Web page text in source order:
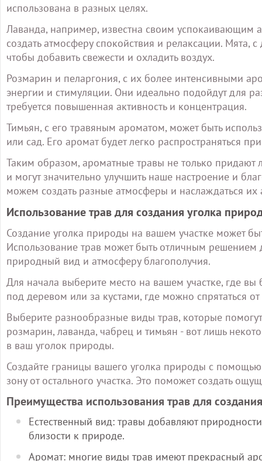
использована в разных целях.
Лаванда, например, известна своим
создать атмосферу спокойствия и релаксации.
чтобы добавить свежести и охладить воздух.
Розмарин и пеларгония, с их более интенсивными
энергии и стимуляции. Они идеально подойдут для
требуется повышенная активность и концентрация.
Тимьян, с его травяным ароматом, может быть
или сад. Его аромат будет легко распространяться
Таким образом, ароматные травы не только придают
и могут значительно улучшить наше настроение и
можем создать разные атмосферы и наслаждаться
Использование трав для создания уголка
Создание уголка природы на вашем участке может
Использование трав может быть отличным решением
природный вид и атмосферу благополучия.
Для начала выберите место на вашем участке, где
под деревом или за кустами, где можно спрятаться
Выберите разнообразные виды трав, которые
розмарин, лаванда, чабрец и тимьян - вот лишь
в ваш уголок природы.
Создайте границы вашего уголка природы с
зону от остального участка. Это поможет создать
Преимущества использования трав для
Естественный вид: травы добавляют
близости к природе.
Аромат: многие виды трав имеют прекрасный